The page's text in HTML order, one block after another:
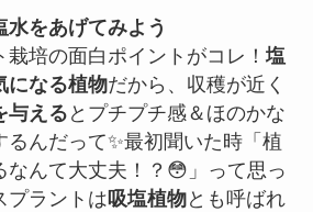
水をあげてみよう
培の面白ポイントがコレ！ 塩
になる植物だから、収穫が近く
与える とプチプチ感＆ほのかな
るんだって✨最初聞いた時「植
なんて大丈夫！？😳」って思っ
プラントは吸塩植物とも呼ばれ